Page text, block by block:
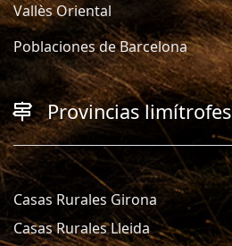
Vallès Oriental
Poblaciones de Barcelona
Provincias limítrofes
Casas Rurales Girona
Casas Rurales Lleida